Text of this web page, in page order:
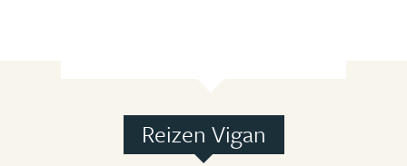
Reizen Vigan